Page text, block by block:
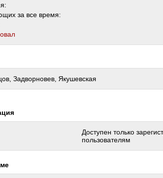
за все время:
Задворновев, Якушевская
Доступен только
пользователям